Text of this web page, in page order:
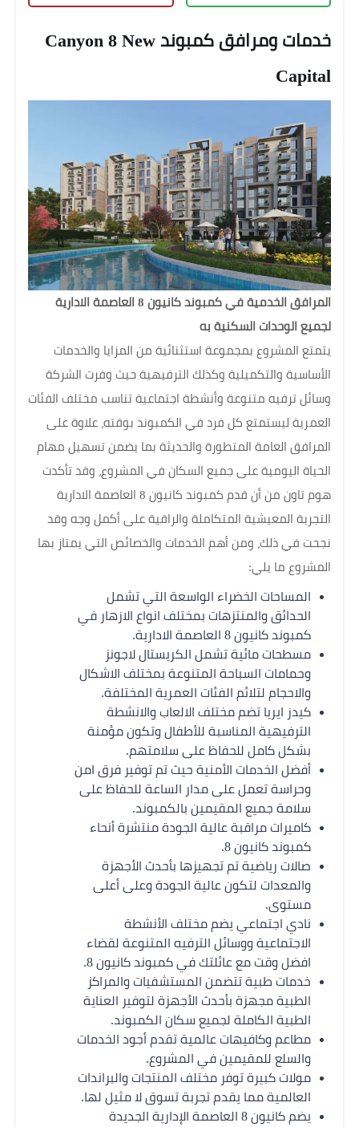
خدمات ومرافق كمبوند Canyon 8 New
Capital
المرافق الخدمية في كمبوند كانيون 8 العاصمة الادارية
لجميع الوحدات السكنية به
يتمتع المشروع بمجموعة استثنائية من المزايا والخدمات
الأساسية والتكميلية وكذلك الترفيهية حيث وفرت الشركة
وسائل ترفيه متنوعة وأنشطة اجتماعية تناسب مختلف الفئات
العمرية ليستمتع كل فرد في الكمبوند بوقته، علاوة على
المرافق العامة المتطورة والحديثة بما يضمن تسهيل مهام
الحياة اليومية على جميع السكان في المشروع، وقد تأكدت
هوم تاون من أن قدم كمبوند كانيون 8 العاصمة الادارية
التجربة المعيشية المتكاملة والراقية على أكمل وجه وقد
نجحت في ذلك، ومن أهم الخدمات والخصائص التي يمتاز بها
المشروع ما يلي:
المساحات الخضراء الواسعة التي تشمل
الحدائق والمنتزهات بمختلف انواع الازهار في
كمبوند كانيون 8 العاصمة الادارية.
مسطحات مائية تشمل الكريستال لاجونز
وحمامات السباحة المتنوعة بمختلف الاشكال
والاحجام لتلائم الفئات العمرية المختلفة.
كيدز ايريا تضم مختلف الالعاب والانشطة
الترفيهية المناسبة للأطفال وتكون مؤمنة
بشكل كامل للحفاظ على سلامتهم.
أفضل الخدمات الأمنية حيث تم توفير فرق امن
وحراسة تعمل على مدار الساعة للحفاظ على
سلامة جميع المقيمين بالكمبوند.
كاميرات مراقبة عالية الجودة منتشرة أنحاء
كمبوند كانيون 8.
صالات رياضية تم تجهيزها بأحدث الأجهزة
والمعدات لتكون عالية الجودة وعلى أعلى
مستوى.
نادي اجتماعي يضم مختلف الأنشطة
الاجتماعية ووسائل الترفيه المتنوعة لقضاء
افضل وقت مع عائلتك في كمبوند كانيون 8.
خدمات طبية تتضمن المستشفيات والمراكز
الطبية مجهزة بأحدث الأجهزة لتوفير العناية
الطبية الكاملة لجميع سكان الكمبوند.
مطاعم وكافيهات عالمية تقدم أجود الخدمات
والسلع للمقيمين في المشروع.
مولات كبيرة توفر مختلف المنتجات والبراندات
العالمية مما يقدم تجربة تسوق لا مثيل لها.
يضم كانيون 8 العاصمة الإدارية الجديدة